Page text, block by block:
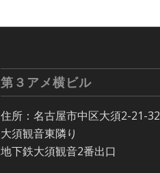
第３アメ横ビル
住所：名古屋市中区大須2-21-32
大須観音東隣り
地下鉄大須観音2番出口